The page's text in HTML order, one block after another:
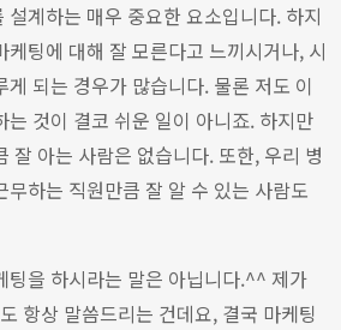
설계하는 매우 중요한 요소입니다. 하지
팅에 대해 잘 모른다고 느끼시거나, 시
되는 경우가 많습니다. 물론 저도 이
는 것이 결코 쉬운 일이 아니죠. 하지만
잘 아는 사람은 없습니다. 또한, 우리 병
무하는 직원만큼 잘 알 수 있는 사람도
팅을 하시라는 말은 아닙니다.^^ 제가
항상 말씀드리는 건데요, 결국 마케팅